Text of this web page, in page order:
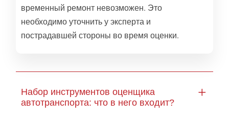
временный ремонт невозможен. Это
необходимо уточнить у эксперта и
пострадавшей стороны во время оценки.
Набор инструментов оценщика
автотранспорта: что в него входит?